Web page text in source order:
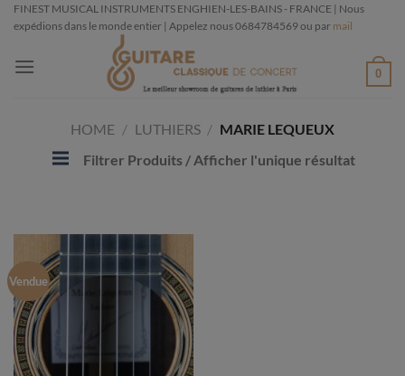
Passer
au
FINEST MUSICAL INSTRUMENTS ENGHIEN-LES-BAINS - FRANCE | Nous
expédions dans le monde entier | Appelez nous 0684784569 ou par mail
0
HOME / LUTHIERS / MARIE LEQUEUX
Filtrer Produits / Afficher l'unique résultat
Vendue